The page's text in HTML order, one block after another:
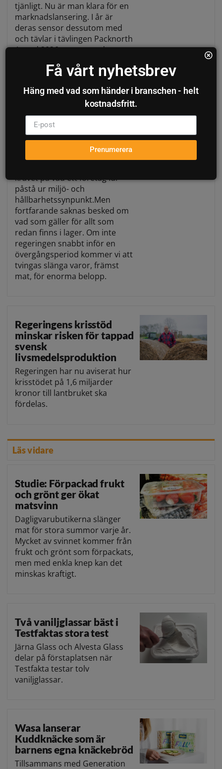
tjänligt. Nu är man klara för en
marknadslansering. I år är
deras sensor dessutom med
och tävlar i tävlingen Packnorth
Award 2026, arrangerad av
Livsmedelsnyheter.
Risk att varor och
förpackningar för
hundratals miljoner
kravet på vad ett företag får
påstå ur miljö- och
hållbarhetssynpunkt.Men
fortfarande saknas besked om
vad som gäller för allt som
redan finns i lager. Om inte
regeringen snabbt inför en
övergångsperiod kommer vi att
tvingas slänga varor, främst
mat, för enorma belopp.
Regeringens krisstöd
minskar risken för tappad
svensk
livsmedelsproduktion
Regeringen har nu aviserat hur
krisstödet på 1,6 miljarder
kronor till lantbruket ska
fördelas.
Läs vidare
Studie: Förpackad frukt
och grönt ger ökat
matsvinn
Dagligvarubutikerna slänger
mat för stora summor varje år.
Mycket av svinnet kommer från
frukt och grönt som förpackats,
men med enkla knep kan det
minskas kraftigt.
Två vaniljglassar bäst i
Testfaktas stora test
Järna Glass och Alvesta Glass
delar på förstaplatsen när
Testfakta testar tolv
vaniljglassar.
Wasa lanserar
Kuddknäcke som är
barnens egna knäckebröd
Tillsammans med Generation
Få vårt nyhetsbrev
Häng med vad som händer i branschen - helt
kostnadsfritt.
Prenumerera